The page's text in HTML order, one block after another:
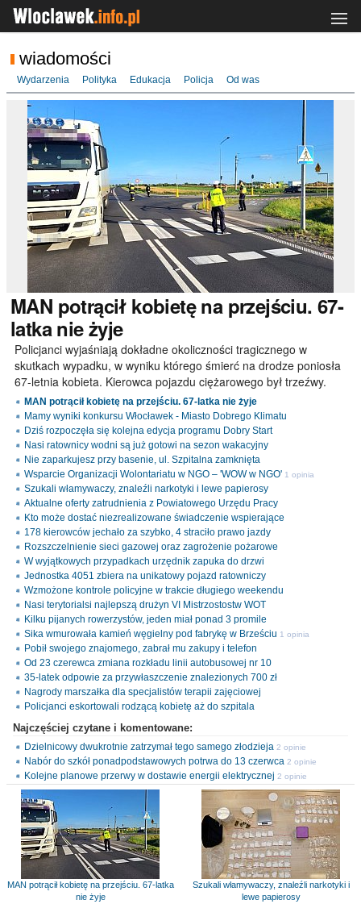
wiadomości
Wydarzenia Polityka Edukacja Policja Od was
MAN potrącił kobietę na przejściu. 67-
latka nie żyje
Policjanci wyjaśniają dokładne okoliczności tragicznego w
skutkach wypadku, w wyniku którego śmierć na drodze poniosła
67-letnia kobieta. Kierowca pojazdu ciężarowego był trzeźwy.
MAN potrącił kobietę na przejściu. 67-latka nie żyje
Mamy wyniki konkursu Włocławek - Miasto Dobrego Klimatu
Dziś rozpoczęła się kolejna edycja programu Dobry Start
Nasi ratownicy wodni są już gotowi na sezon wakacyjny
Nie zaparkujesz przy basenie, ul. Szpitalna zamknięta
Wsparcie Organizacji Wolontariatu w NGO – 'WOW w NGO' 1 opinia
Szukali włamywaczy, znaleźli narkotyki i lewe papierosy
Aktualne oferty zatrudnienia z Powiatowego Urzędu Pracy
Kto może dostać niezrealizowane świadczenie wspierające
178 kierowców jechało za szybko, 4 straciło prawo jazdy
Rozszczelnienie sieci gazowej oraz zagrożenie pożarowe
W wyjątkowych przypadkach urzędnik zapuka do drzwi
Jednostka 4051 zbiera na unikatowy pojazd ratowniczy
Wzmożone kontrole policyjne w trakcie długiego weekendu
Nasi terytorialsi najlepszą drużyn VI Mistrzostostw WOT
Kilku pijanych rowerzystów, jeden miał ponad 3 promile
Sika wmurowała kamień węgielny pod fabrykę w Brześciu 1 opinia
Pobił swojego znajomego, zabrał mu zakupy i telefon
Od 23 czerewca zmiana rozkładu linii autobusowej nr 10
35-latek odpowie za przywłaszczenie znalezionych 700 zł
Nagrody marszałka dla specjalistów terapii zajęciowej
Policjanci eskortowali rodzącą kobietę aż do szpitala
Najczęściej czytane i komentowane:
Dzielnicowy dwukrotnie zatrzymał tego samego złodzieja 2 opinie
Nabór do szkół ponadpodstawowych potrwa do 13 czerwca 2 opinie
Kolejne planowe przerwy w dostawie energii elektrycznej 2 opinie
MAN potrącił kobietę na przejściu. 67-latka
nie żyje
Szukali włamywaczy, znaleźli narkotyki i
lewe papierosy